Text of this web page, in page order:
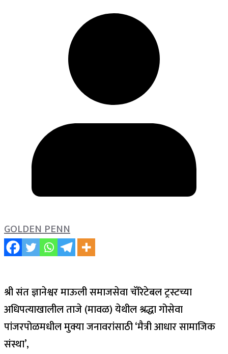
GOLDEN PENN
श्री संत ज्ञानेश्वर माऊली समाजसेवा चॅरिटेबल ट्रस्टच्या
अधिपत्याखालील ताजे (मावळ) येथील श्रद्धा गोसेवा
पांजरपोळमधील मुक्या जनावरांसाठी ‘मैत्री आधार सामाजिक
संस्था’,